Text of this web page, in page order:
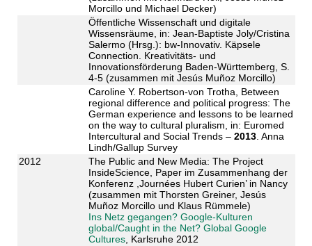
Morcillo und Michael Decker)
Öffentliche Wissenschaft und digitale
Wissensräume, in: Jean-Baptiste Joly/Cristina
Salermo (Hrsg.): bw-Innovativ. Käpsele
Connection. Kreativitäts- und
Innovationsförderung Baden-Württemberg, S.
4-5 (zusammen mit Jesús Muñoz Morcillo)
Caroline Y. Robertson-von Trotha, Between
regional difference and political progress: The
German experience and lessons to be learned
on the way to cultural pluralism, in: Euromed
Intercultural and Social Trends – 2013. Anna
Lindh/Gallup Survey
2012
The Public and New Media: The Project
InsideScience, Paper im Zusammenhang der
Konferenz ,Journées Hubert Curien’ in Nancy
(zusammen mit Thorsten Greiner, Jesús
Muñoz Morcillo und Klaus Rümmele)
Ins Netz gegangen? Google-Kulturen
global/Caught in the Net? Global Google
Cultures, Karlsruhe 2012